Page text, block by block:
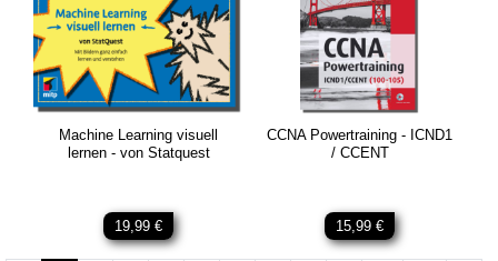
Machine Learning visuell
lernen - von Statquest
19,99 €
CCNA Powertraining - ICND1
/ CCENT
15,99 €